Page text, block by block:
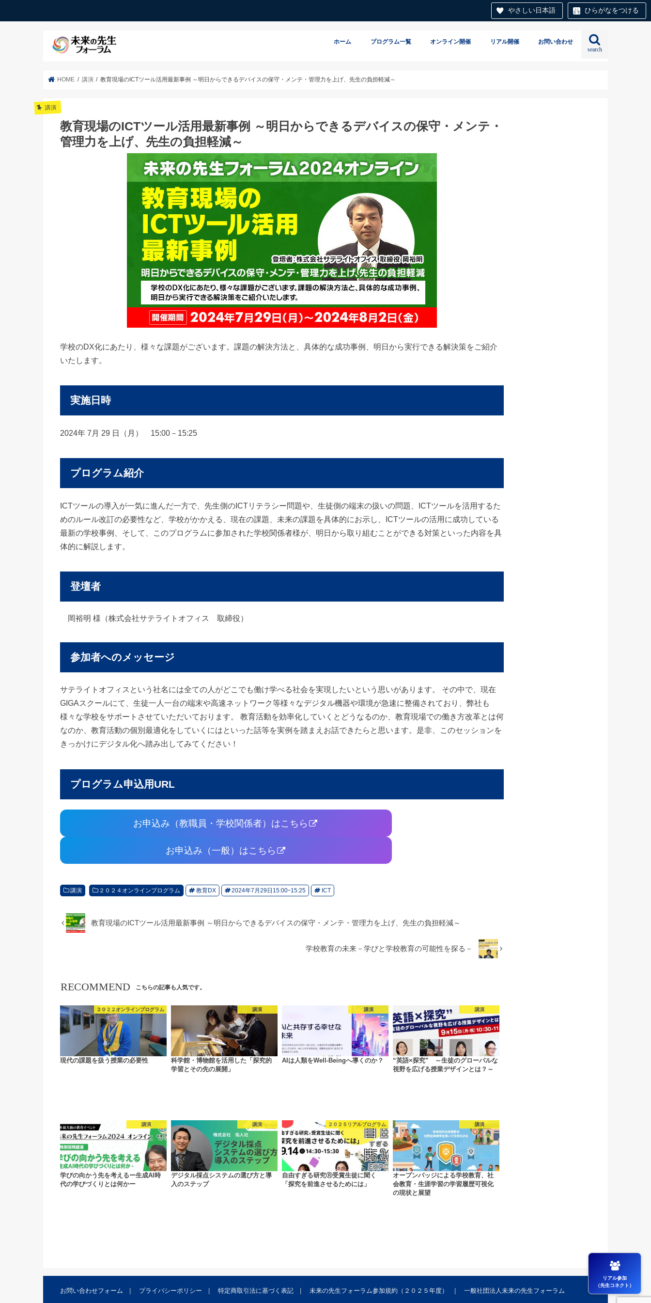
やさしい日本語 ひらがなをつける
search
ホーム プログラム一覧 オンライン開催 リアル開催 お問い合わせ
HOME 講演 教育現場のICTツール活用最新事例 ～明日からできるデバイスの保守・メンテ・管理力を上げ、先生の負担軽減～
講演
教育現場のICTツール活用最新事例 ～明日からできるデバイスの保守・メンテ・
管理力を上げ、先生の負担軽減～
学校のDX化にあたり、様々な課題がございます。課題の解決方法と、具体的な成功事例、明日から実行できる解決策をご紹介
いたします。
実施日時
2024年 7月 29 日（月） 15:00－15:25
プログラム紹介
ICTツールの導入が一気に進んだ一方で、先生側のICTリテラシー問題や、生徒側の端末の扱いの問題、ICTツールを活用するた
めのルール改訂の必要性など、学校がかかえる、現在の課題、未来の課題を具体的にお示し、ICTツールの活用に成功している
最新の学校事例、そして、このプログラムに参加された学校関係者様が、明日から取り組むことができる対策といった内容を具
体的に解説します。
登壇者
岡裕明 様（株式会社サテライトオフィス 取締役）
参加者へのメッセージ
サテライトオフィスという社名には全ての人がどこでも働け学べる社会を実現したいという思いがあります。 その中で、現在
GIGAスクールにて、生徒一人一台の端末や高速ネットワーク等様々なデジタル機器や環境が急速に整備されており、弊社も
様々な学校をサポートさせていただいております。 教育活動を効率化していくとどうなるのか、教育現場での働き方改革とは何
なのか、教育活動の個別最適化をしていくにはといった話等を実例を踏まえお話できたらと思います。是非、このセッションを
きっかけにデジタル化へ踏み出してみてください！
プログラム申込用URL
お申込み（教職員・学校関係者）はこちら
お申込み（一般）はこちら
講演 ２０２４オンラインプログラム 教育DX 2024年7月29日15:00ｰ15:25 ICT
教育現場のICTツール活用最新事例 ～明日からできるデバイスの保守・メンテ・管理力を上げ、先生の負担軽減～
学校教育の未来－学びと学校教育の可能性を探る－
RECOMMEND こちらの記事も人気です。
２０２２オンラインプログラム
現代の課題を扱う授業の必要性
講演
科学館・博物館を活用した「探究的
学習とその先の展開」
講演
AIは人類をWell-Beingへ導くのか？
講演
“英語×探究” ～生徒のグローバルな
視野を広げる授業デザインとは？～
講演
学びの向かう先を考えるー生成AI時
代の学びづくりとは何かー
講演
デジタル採点システムの選び方と導
入のステップ
２０２５リアルプログラム
自由すぎる研究Ⓡ受賞生徒に聞く
「探究を前進させるためには」
講演
オープンバッジによる学校教育、社
会教育・生涯学習の学習履歴可視化
の現状と展望
お問い合わせフォーム プライバシーポリシー 特定商取引法に基づく表記 未来の先生フォーラム参加規約（２０２５年度） 一般社団法人未来の先生フォーラム
リアル参加
（先生コネクト）